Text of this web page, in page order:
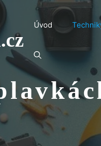
Úvod